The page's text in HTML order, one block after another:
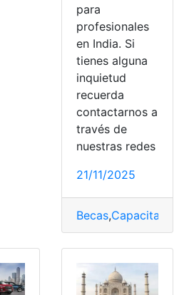
importar,India,Marca,Modelo
para
profesionales
en India. Si
tienes alguna
inquietud
recuerda
contactarnos a
través de
nuestras redes
21/11/2025
Becas,Capacitación